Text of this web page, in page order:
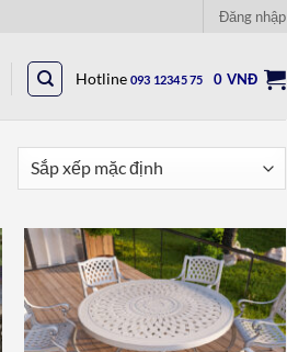
Đăng nhập
Hotline 093 12345 75 0 VNĐ
Add to
wishlist